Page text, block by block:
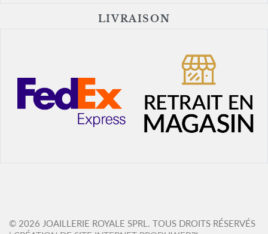
LIVRAISON
© 2026 JOAILLERIE ROYALE SPRL. TOUS DROITS RÉSERVÉS